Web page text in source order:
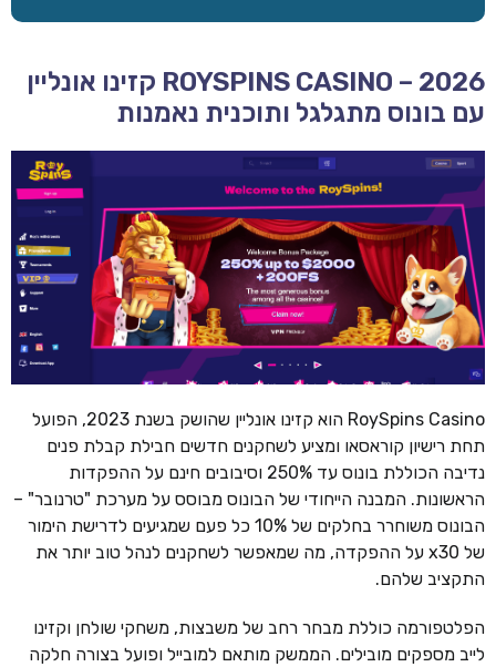
ROYSPINS CASINO – 2026 קזינו אונליין
עם בונוס מתגלגל ותוכנית נאמנות
RoySpins Casino הוא קזינו אונליין שהושק בשנת 2023, הפועל
תחת רישיון קוראסאו ומציע לשחקנים חדשים חבילת קבלת פנים
נדיבה הכוללת בונוס עד 250% וסיבובים חינם על ההפקדות
הראשונות. המבנה הייחודי של הבונוס מבוסס על מערכת "טרנובר" –
הבונוס משוחרר בחלקים של 10% כל פעם שמגיעים לדרישת הימור
של x30 על ההפקדה, מה שמאפשר לשחקנים לנהל טוב יותר את
התקציב שלהם.
הפלטפורמה כוללת מבחר רחב של משבצות, משחקי שולחן וקזינו
לייב מספקים מובילים. הממשק מותאם למובייל ופועל בצורה חלקה